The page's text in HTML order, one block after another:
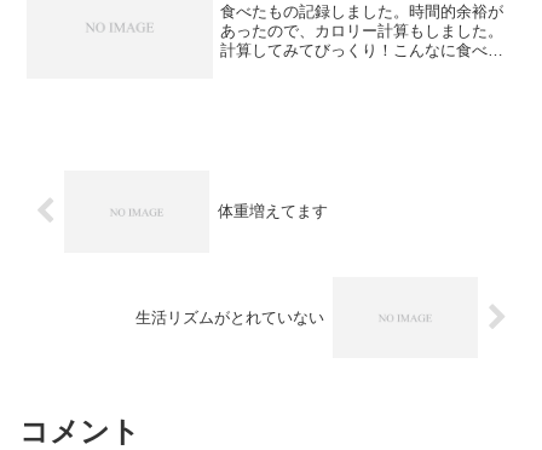
食べたもの記録しました。時間的余裕が
あったので、カロリー計算もしました。
計算してみてびっくり！こんなに食べて
体重増えてます
生活リズムがとれていない
コメント